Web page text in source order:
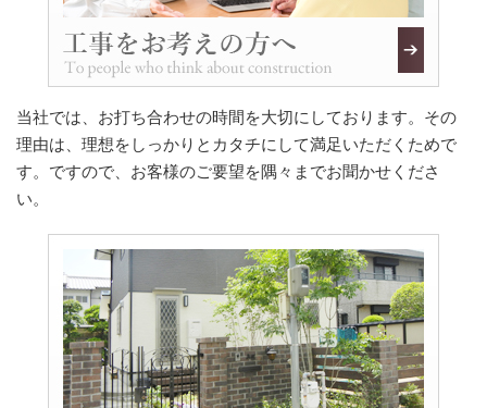
当社では、お打ち合わせの時間を大切にしております。その
理由は、理想をしっかりとカタチにして満足いただくためで
す。ですので、お客様のご要望を隅々までお聞かせくださ
い。